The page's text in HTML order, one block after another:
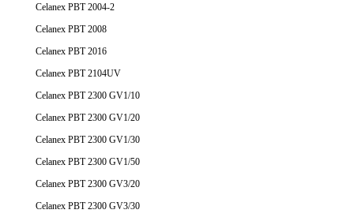
Celanex PBT 2004-2
Celanex PBT 2008
Celanex PBT 2016
Celanex PBT 2104UV
Celanex PBT 2300 GV1/10
Celanex PBT 2300 GV1/20
Celanex PBT 2300 GV1/30
Celanex PBT 2300 GV1/50
Celanex PBT 2300 GV3/20
Celanex PBT 2300 GV3/30